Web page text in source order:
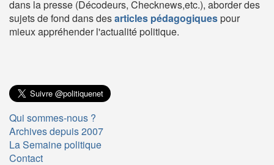
dans la presse (Décodeurs, Checknews,etc.), aborder des
sujets de fond dans desarticles pédagogiquespour
mieux appréhender l'actualité politique.
Qui sommes-nous ?
Archives depuis 2007
La Semaine politique
Contact